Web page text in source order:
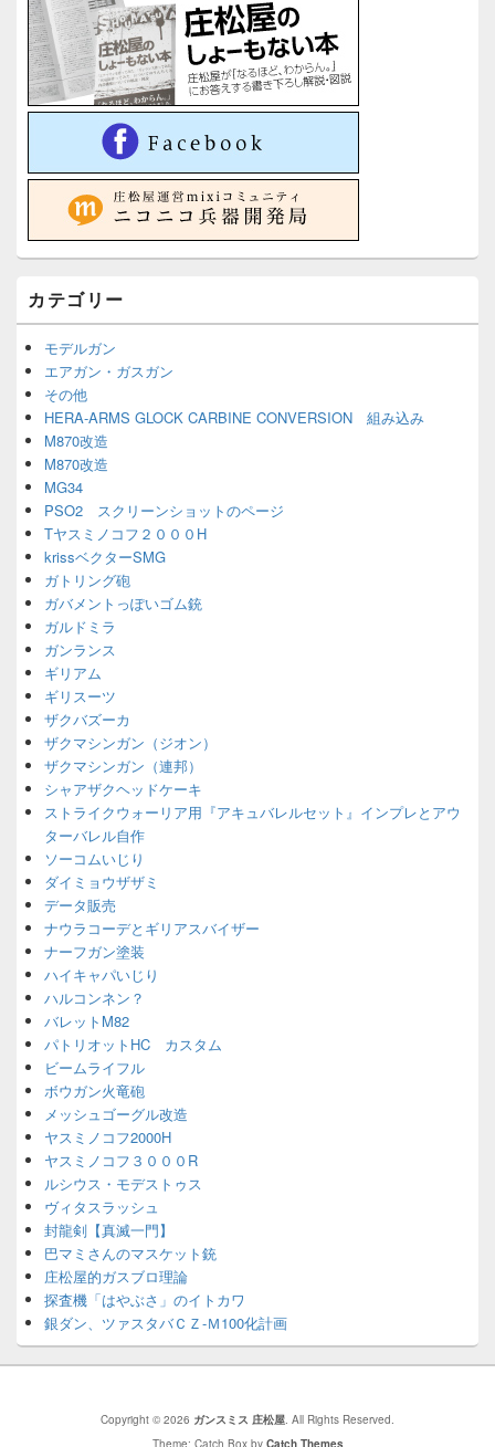
カテゴリー
モデルガン
エアガン・ガスガン
その他
HERA-ARMS GLOCK CARBINE CONVERSION 組み込み
M870改造
M870改造
MG34
PSO2 スクリーンショットのページ
Tヤスミノコフ２０００H
krissベクターSMG
ガトリング砲
ガバメントっぽいゴム銃
ガルドミラ
ガンランス
ギリアム
ギリスーツ
ザクバズーカ
ザクマシンガン（ジオン）
ザクマシンガン（連邦）
シャアザクヘッドケーキ
ストライクウォーリア用『アキュバレルセット』インプレとアウ
ターバレル自作
ソーコムいじり
ダイミョウザザミ
データ販売
ナウラコーデとギリアスバイザー
ナーフガン塗装
ハイキャパいじり
ハルコンネン？
バレットM82
パトリオットHC カスタム
ビームライフル
ボウガン火竜砲
メッシュゴーグル改造
ヤスミノコフ2000H
ヤスミノコフ３０００R
ルシウス・モデストゥス
ヴィタスラッシュ
封龍剣【真滅一門】
巴マミさんのマスケット銃
庄松屋的ガスブロ理論
探査機「はやぶさ」のイトカワ
銀ダン、ツァスタバＣＺ-Ｍ100化計画
Copyright © 2026 ガンスミス 庄松屋. All Rights Reserved.
Theme: Catch Box by Catch Themes